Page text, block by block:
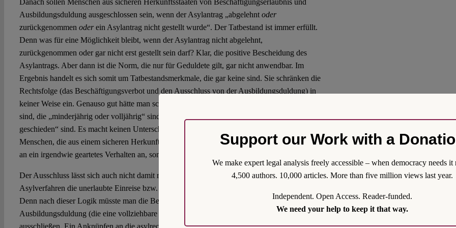
Ausbildungsduldung ausgeschlossen sein, wenn der Asylantrag „abgelehnt oder
zurückgenommen oderein Asylantrag nicht gestellt wurde“. Der Tatbestand ist immer erfüllt.
Denn was für eine Möglichkeit bleibt, wenn der Asylantrag nicht abgelehnt,
zurückgenommen oder gar nicht erst gestellt sein darf? Klar, die positive Bescheidung des
Asylantrags. Aber dann ist die Norm, die nur für Geduldete gilt, gar nicht anwendbar. Im
Ergebnis handelt es sich somit um Tatbestandsmerkmale, die gar keine sind. Sie schränken die
Rechtsfolge (das Beschäftigungsverbot und den Ausschluss von der Ausbildungsduldung) in
keiner Weise ein. Genauso gut hätte man schreiben können, dass Personen ausgeschlossen
sind, die „minderjährig oder volljährig“ sind oder die „ledig, verheiratet, verwitwet oder
geschieden“ sind. Es macht keinen Unterschied. Ausgeschlossen sind im Ergebnis alle
Menschen, die aus einem sicheren Herkunftsstaat kommen. Die Sanktion knüpft nicht mehr
an ein irgendwie geartetes Verhalten an, sondern nur noch an die Herkunft.
Der Ausschluss lässt sich auch nicht damit rechtfertigen, dass man unabhängig vom
Asylverfahren die unerlaubte Einreise bzw. den unerlaubten Aufenthalt sanktionieren möchte.
Denn nach dieser Logik müsste man die Beschäftigungserlaubnis und die
Ausbildungsduldung (die eine vollziehbare Ausreisepflicht voraussetzen) insgesamt
ausschließen. Ein Anknüpfen an die asylrechtliche Kategorie der sicheren Herkunftsstaaten ist
Support our Work with a
We make expert legal analysis freely accessible – when democracy needs it
4,500 authors. 10,000 articles. More than five million views last year.
Independent. Open Access. Reader-funded.
We need your help to keep it that way.